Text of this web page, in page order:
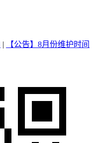
|
【公告】8月份维护时间